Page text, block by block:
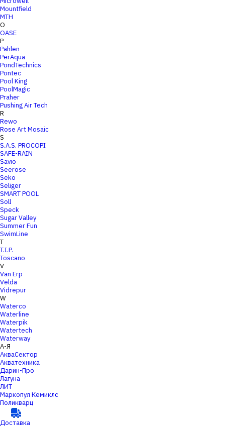
Mountfield
MTH
O
OASE
P
Pahlen
PerAqua
PondTechnics
Pontec
Pool King
PoolMagic
Praher
Pushing Air Tech
R
Rewo
Rose Art Mosaic
S
S.A.S. PROCOPI
SAFE-RAIN
Savio
Seerose
Seko
Seliger
SMART POOL
Soll
Speck
Sugar Valley
Summer Fun
SwimLine
T
T.I.P.
Toscano
V
Van Erp
Velda
Vidrepur
W
Waterco
Waterline
Waterpik
Watertech
Waterway
А-Я
АкваСектор
Акватехника
Дарин-Про
Лагуна
ЛИТ
Маркопул Кемиклс
Поликварц
Доставка